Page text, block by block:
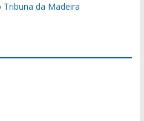
da Madeira